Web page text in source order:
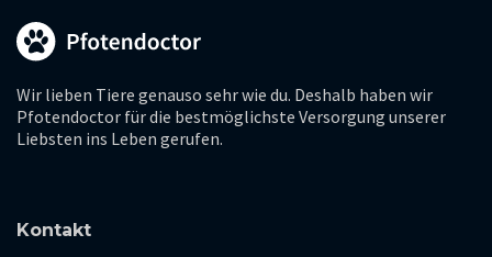
Wir lieben Tiere genauso sehr wie du. Deshalb haben wir
Pfotendoctor für die bestmöglichste Versorgung unserer
Liebsten ins Leben gerufen.
Kontakt